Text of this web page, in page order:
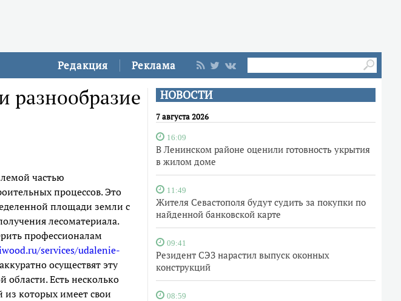
Редакция Реклама
НОВОСТИ
7 августа 2026
16:09
В Ленинском районе оценили готовность укрытия
в жилом доме
11:49
Жителя Севастополя будут судить за покупки по
найденной банковской карте
09:41
Резидент СЭЗ нарастил выпуск оконных
конструкций
08:59
разнообразие
частью
процессов. Это
площади земли с
лесоматериала.
профессионалам
services/udalenie-
осуществят эту
области. Есть несколько
из которых имеет свои